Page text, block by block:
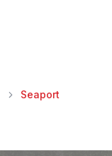
Seaport